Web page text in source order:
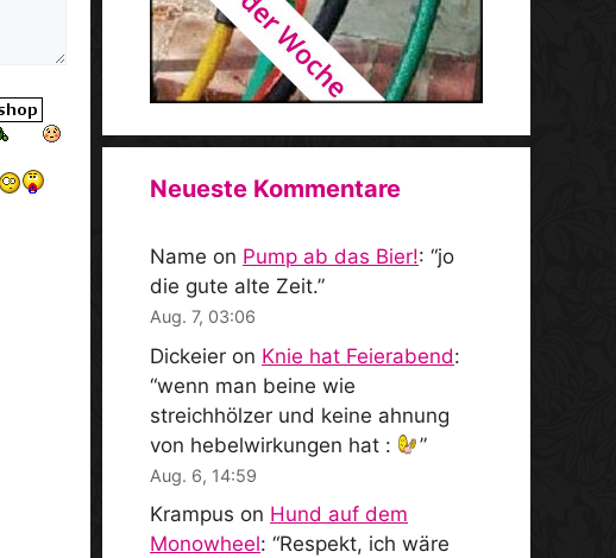
Neueste Kommentare
Name on Pump ab das Bier!: “jo
die gute alte Zeit.”
Aug. 7, 03:06
Dickeier on Knie hat Feierabend:
“wenn man beine wie
streichhölzer und keine ahnung
von hebelwirkungen hat :
”
Aug. 6, 14:59
Krampus on Hund auf dem
Monowheel: “Respekt, ich wäre